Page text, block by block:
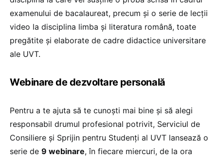
examenului de bacalaureat, precum și o serie de lecții
video la disciplina limba și literatura română, toate
pregătite și elaborate de cadre didactice universitare
ale UVT.
Webinare de dezvoltare personală
Pentru a te ajuta să te cunoști mai bine și să alegi
responsabil drumul profesional potrivit, Serviciul de
Consiliere și Sprijin pentru Studenți al UVT lansează o
serie de 9 webinare, în fiecare miercuri, de la ora